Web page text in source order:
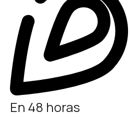
En 48 horas